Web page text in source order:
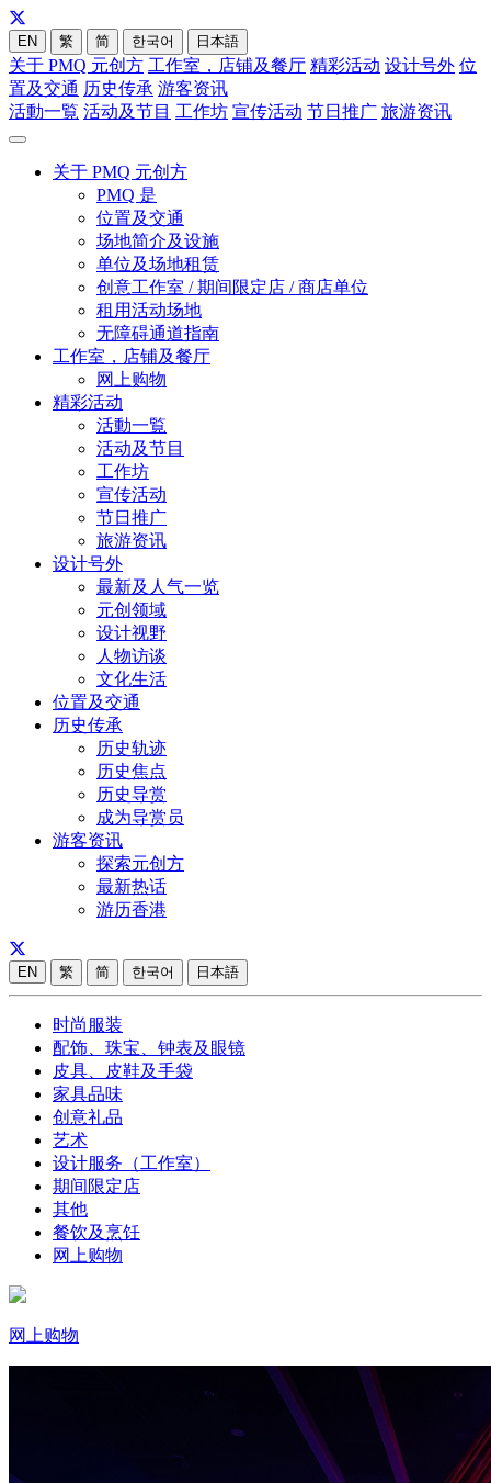
EN 繁 简 한국어 日本語
关于 PMQ 元创方 工作室，店铺及餐厅 精彩活动 设计号外 位
置及交通 历史传承 游客资讯
活動一覧 活动及节目 工作坊 宣传活动 节日推广 旅游资讯
关于 PMQ 元创方
PMQ 是
位置及交通
场地简介及设施
单位及场地租赁
创意工作室 / 期间限定店 / 商店单位
租用活动场地
无障碍通道指南
工作室，店铺及餐厅
网上购物
精彩活动
活動一覧
活动及节目
工作坊
宣传活动
节日推广
旅游资讯
设计号外
最新及人气一览
元创领域
设计视野
人物访谈
文化生活
位置及交通
历史传承
历史轨迹
历史焦点
历史导赏
成为导赏员
游客资讯
探索元创方
最新热话
游历香港
EN 繁 简 한국어 日本語
时尚服装
配饰、珠宝、钟表及眼镜
皮具、皮鞋及手袋
家具品味
创意礼品
艺术
设计服务（工作室）
期间限定店
其他
餐饮及烹饪
网上购物
网上购物